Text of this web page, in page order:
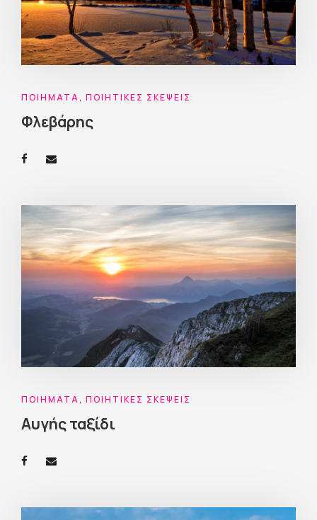
ΠΟΙΉΜΑΤΑ, ΠΟΙΗΤΙΚΈΣ ΣΚΈΨΕΙΣ
Φλεβάρης
ΠΟΙΉΜΑΤΑ, ΠΟΙΗΤΙΚΈΣ ΣΚΈΨΕΙΣ
Αυγής ταξίδι